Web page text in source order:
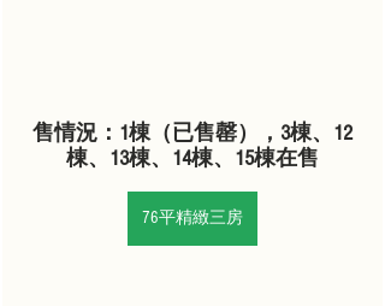
售情況：1棟（已售罄），3棟、12
棟、13棟、14棟、15棟在售
76平精緻三房